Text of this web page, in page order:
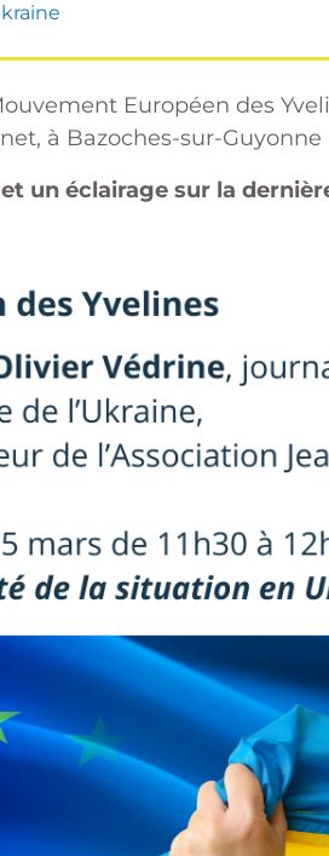
Européen des
à Bazoches-sur-Guyonne
un éclairage sur la